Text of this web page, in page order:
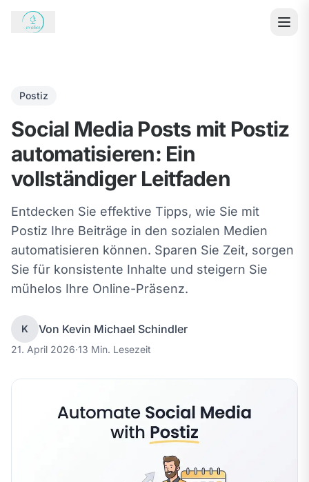
Postiz
Social Media Posts mit Postiz
automatisieren: Ein
vollständiger Leitfaden
Entdecken Sie effektive Tipps, wie Sie mit
Postiz Ihre Beiträge in den sozialen Medien
automatisieren können. Sparen Sie Zeit, sorgen
Sie für konsistente Inhalte und steigern Sie
mühelos Ihre Online-Präsenz.
K Von Kevin Michael Schindler
21. April 2026·13 Min. Lesezeit